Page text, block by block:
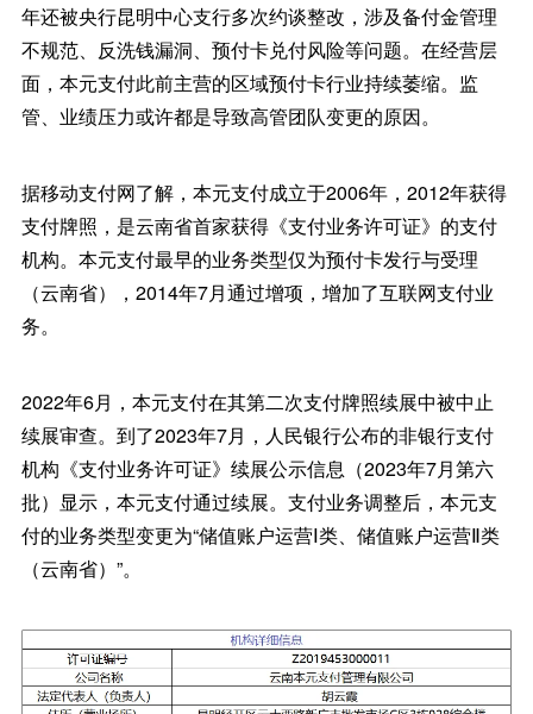
年还被央行昆明中心支行多次约谈整改，涉及备付金管理
不规范、反洗钱漏洞、预付卡兑付风险等问题。在经营层
面，本元支付此前主营的区域预付卡行业持续萎缩。监
管、业绩压力或许都是导致高管团队变更的原因。
据移动支付网了解，本元支付成立于2006年，2012年获得
支付牌照，是云南省首家获得《支付业务许可证》的支付
机构。本元支付最早的业务类型仅为预付卡发行与受理
（云南省），2014年7月通过增项，增加了互联网支付业
务。
2022年6月，本元支付在其第二次支付牌照续展中被中止
续展审查。到了2023年7月，人民银行公布的非银行支付
机构《支付业务许可证》续展公示信息（2023年7月第六
批）显示，本元支付通过续展。支付业务调整后，本元支
付的业务类型变更为“储值账户运营Ⅰ类、储值账户运营Ⅱ类
（云南省）”。